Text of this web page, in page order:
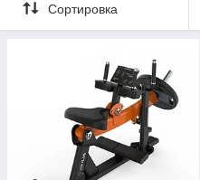
Сортировка